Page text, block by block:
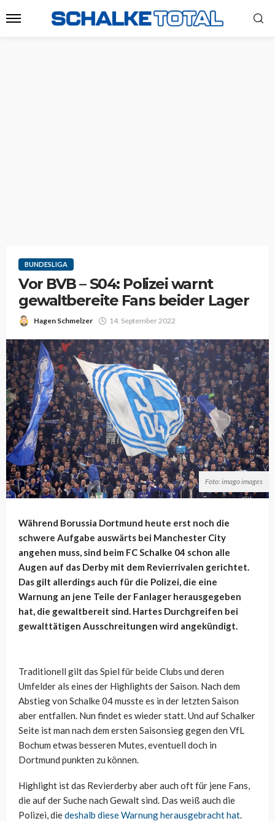
BUNDESLIGA
Vor BVB – S04: Polizei warnt
gewaltbereite Fans beider Lager
Hagen Schmelzer 14. September 2022
Foto: imago images
Während Borussia Dortmund heute erst noch die
schwere Aufgabe auswärts bei Manchester City
angehen muss, sind beim FC Schalke 04 schon alle
Augen auf das Derby mit dem Revierrivalen gerichtet.
Das gilt allerdings auch für die Polizei, die eine
Warnung an jene Teile der Fanlager herausgegeben
hat, die gewaltbereit sind. Hartes Durchgreifen bei
gewalttätigen Ausschreitungen wird angekündigt.
Traditionell gilt das Spiel für beide Clubs und deren
Umfelder als eines der Highlights der Saison. Nach dem
Abstieg von Schalke 04 musste es in der letzten Saison
aber entfallen. Nun findet es wieder statt. Und auf Schalker
Seite ist man nach dem ersten Saisonsieg gegen den VfL
Bochum etwas besseren Mutes, eventuell doch in
Dortmund punkten zu können.
Highlight ist das Revierderby aber auch oft für jene Fans,
die auf der Suche nach Gewalt sind. Das weiß auch die
Polizei, diedeshalb diese Warnung herausgebracht hat